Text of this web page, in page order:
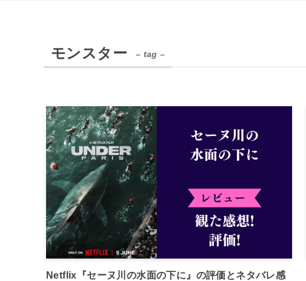
モンスター – tag –
Netflix『セーヌ川の水面の下に』の評価とネタバレ感